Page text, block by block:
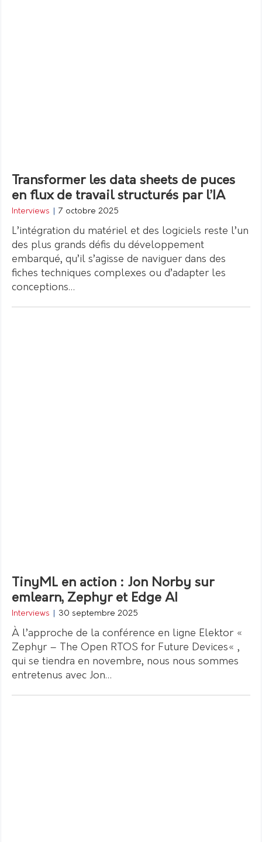
Transformer les data sheets de puces
en flux de travail structurés par l’IA
Interviews 7 octobre 2025
L’intégration du matériel et des logiciels reste l’un
des plus grands défis du développement
embarqué, qu’il s’agisse de naviguer dans des
fiches techniques complexes ou d’adapter les
conceptions…
TinyML en action : Jon Norby sur
emlearn, Zephyr et Edge AI
Interviews 30 septembre 2025
À l’approche de la conférence en ligne Elektor «
Zephyr – The Open RTOS for Future Devices« ,
qui se tiendra en novembre, nous nous sommes
entretenus avec Jon…